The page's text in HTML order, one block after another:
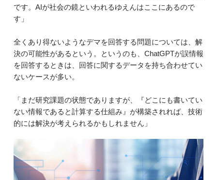
です。AIが社会の鏡といわれるゆえんはここにあるので
す」
全くあり得ないようなデマを回答する問題については、解
決の可能性があるという。というのも、ChatGPTが誤情報
を回答するときは、回答に関するデータを持ち合わせてい
ないケースが多い。
「まだ研究課題の状態でありますが、『どこにも書いてい
ない情報であると計算する仕組み』が構築されれば、技術
的には解決が考えられるかもしれません」